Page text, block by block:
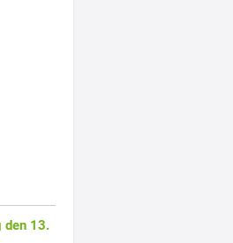
den 13.